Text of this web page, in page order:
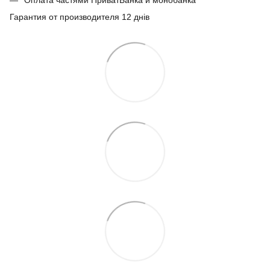
Гарантия от производителя 12 днів